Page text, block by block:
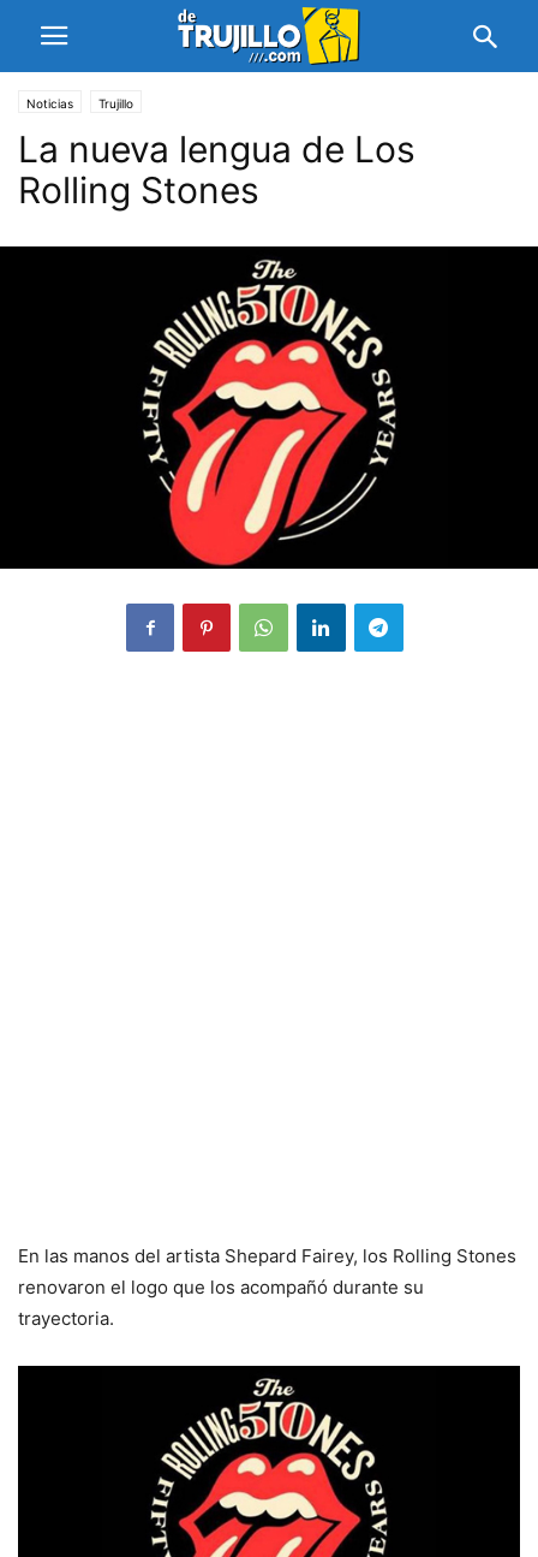
Noticias Trujillo
La nueva lengua de Los
Rolling Stones
En las manos del artista Shepard Fairey, los Rolling Stones
renovaron el logo que los acompañó durante su
trayectoria.